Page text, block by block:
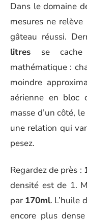
Dans le domaine
mesures ne relève
gâteau réussi.
litres se cache
mathématique :
moindre
aérienne en bloc
masse d’un côté,
une relation qui
pesez.
Regardez de près :
densité est de 1.
par 170ml. L’huile
encore plus